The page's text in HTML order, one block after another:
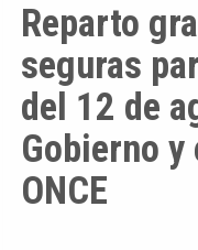
Reparto
seguras
del 12 de
Gobierno y
ONCE